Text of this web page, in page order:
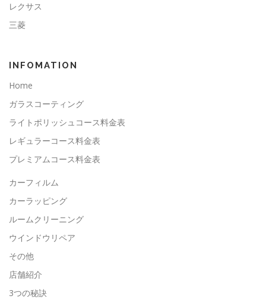
レクサス
三菱
INFOMATION
Home
ガラスコーティング
ライトポリッシュコース料金表
レギュラーコース料金表
プレミアムコース料金表
カーフィルム
カーラッピング
ルームクリーニング
ウインドウリペア
その他
店舗紹介
3つの秘訣